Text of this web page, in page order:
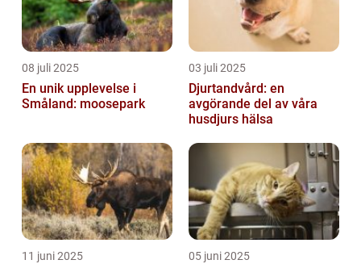
08 juli 2025
En unik upplevelse i
Småland: moosepark
03 juli 2025
Djurtandvård: en
avgörande del av våra
husdjurs hälsa
11 juni 2025 05 juni 2025